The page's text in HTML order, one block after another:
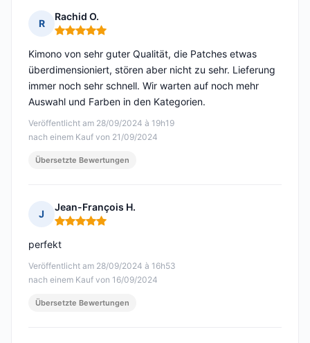
R
Rachid O.
Hinweis: 5 von 5
Veröffentlicht am 28/09/2024 à 19h19
nach einem Kauf von 21/09/2024
Kimono von sehr guter Qualität, die Patches etwas
überdimensioniert, stören aber nicht zu sehr. Lieferung
immer noch sehr schnell. Wir warten auf noch mehr
Auswahl und Farben in den Kategorien.
Übersetzte Bewertungen
J
Jean-François H.
Hinweis: 5 von 5
Veröffentlicht am 28/09/2024 à 16h53
nach einem Kauf von 16/09/2024
perfekt
Übersetzte Bewertungen